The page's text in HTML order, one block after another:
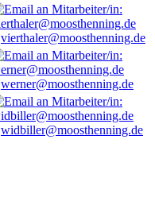
vierthaler@moosthenning.de
werner@moosthenning.de
widbiller@moosthenning.de